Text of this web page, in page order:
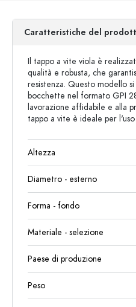
Caratteristiche del
Il tappo a vite viola è
qualità e robusta, che
resistenza. Questo modello
bocchette nel formato GPI
lavorazione affidabile e alla
tappo a vite è ideale per
Altezza
Diametro - esterno
Forma - fondo
Materiale - selezione
Paese di produzione
Peso